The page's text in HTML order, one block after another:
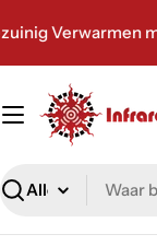
naar
inhoud
met
Zoeken